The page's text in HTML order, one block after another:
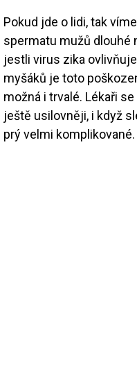
Pokud jde o lidi, tak
spermatu mužů dlouhé
jestli virus zika
myšáků je toto
možná i trvalé. Lékaři
ještě usilovněji, i když
prý velmi komplikované.